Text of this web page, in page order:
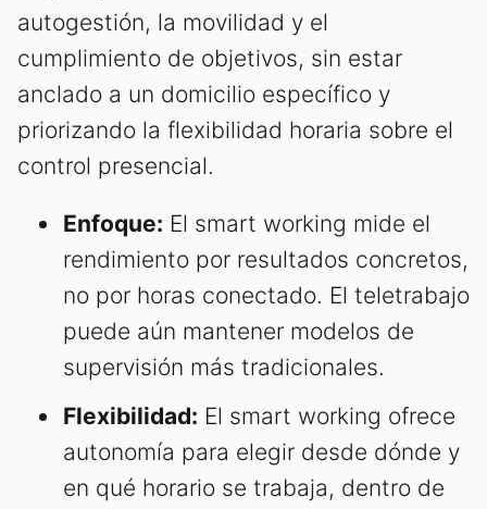
autogestión, la movilidad y el
cumplimiento de objetivos, sin estar
anclado a un domicilio específico y
priorizando la flexibilidad horaria sobre el
control presencial.
Enfoque: El smart working mide el
rendimiento por resultados concretos,
no por horas conectado. El teletrabajo
puede aún mantener modelos de
supervisión más tradicionales.
Flexibilidad: El smart working ofrece
autonomía para elegir desde dónde y
en qué horario se trabaja, dentro de